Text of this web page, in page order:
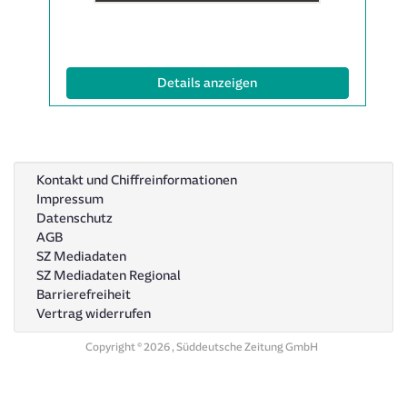
|
Info:
Details anzeigen(ID: 1997079)
Kontakt und Chiffreinformationen
Impressum
Datenschutz
AGB
SZ Mediadaten
SZ Mediadaten Regional
Barrierefreiheit
Vertrag widerrufen
Copyright © 2026 , Süddeutsche Zeitung GmbH